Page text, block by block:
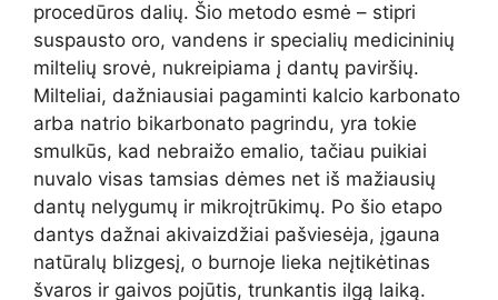
procedūros dalių. Šio metodo esmė – stipri
suspausto oro, vandens ir specialių medicininių
miltelių srovė, nukreipiama į dantų paviršių.
Milteliai, dažniausiai pagaminti kalcio karbonato
arba natrio bikarbonato pagrindu, yra tokie
smulkūs, kad nebraižo emalio, tačiau puikiai
nuvalo visas tamsias dėmes net iš mažiausių
dantų nelygumų ir mikroįtrūkimų. Po šio etapo
dantys dažnai akivaizdžiai pašviesėja, įgauna
natūralų blizgesį, o burnoje lieka neįtikėtinas
švaros ir gaivos pojūtis, trunkantis ilgą laiką.